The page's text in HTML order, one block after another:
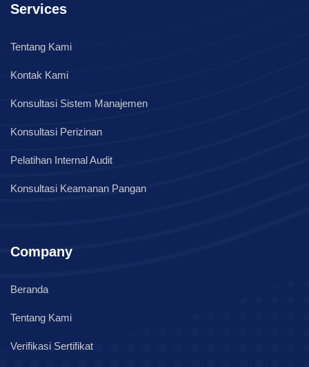
Services
Tentang Kami
Kontak Kami
Konsultasi Sistem Manajemen
Konsultasi Perizinan
Pelatihan Internal Audit
Konsultasi Keamanan Pangan
Company
Beranda
Tentang Kami
Verifikasi Sertifikat